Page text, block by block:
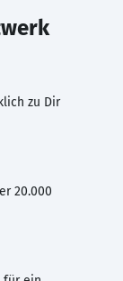
zu Dir
20.000